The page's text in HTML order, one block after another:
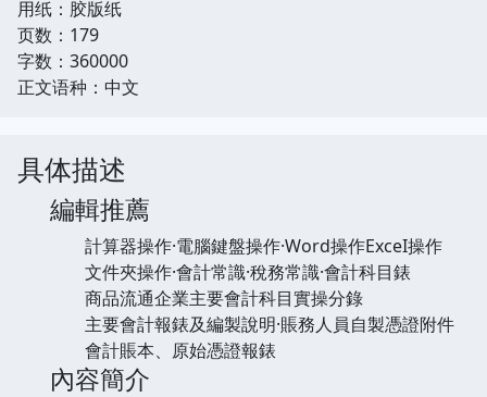
用纸：胶版纸
页数：179
字数：360000
正文语种：中文
具体描述
編輯推薦
計算器操作·電腦鍵盤操作·Word操作ExceI操作
文件夾操作·會計常識·稅務常識·會計科目錶
商品流通企業主要會計科目實操分錄
主要會計報錶及編製說明·賬務人員自製憑證附件
會計賬本、原始憑證報錶
內容簡介